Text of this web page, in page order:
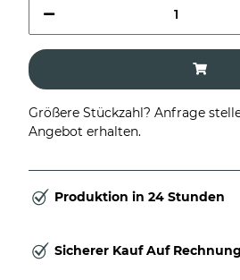
Größere Stückzahl? Anfrage
Angebot erhalten.
Produktion in 24 Stunden
Sicherer Kauf Auf Rechnung